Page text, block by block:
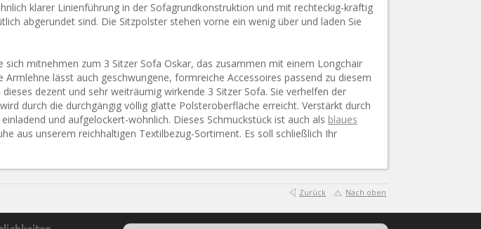
klarer Linienführung in der Sofagrundkonstruktion und mit rechteckig-kräftig
abgerundet sind. Die Sitzpolster stehen vorne ein wenig über und laden Sie
mitnehmen zum 3 Sitzer Sofa Oskar, das zusammen mit einem Longchair
lässt auch geschwungene, formreiche Accessoires passend zu diesem
dezent und sehr weiträumig wirkende 3 Sitzer Sofa. Sie verhelfen der
durch die durchgängig völlig glatte Polsteroberfläche erreicht. Verstärkt durch
und aufgelockert-wohnlich. Dieses Schmuckstück ist auch als blaues
aus unserem reichhaltigen Textilbezug-Sortiment. Es soll schließlich Ihr
Zurück Nach oben